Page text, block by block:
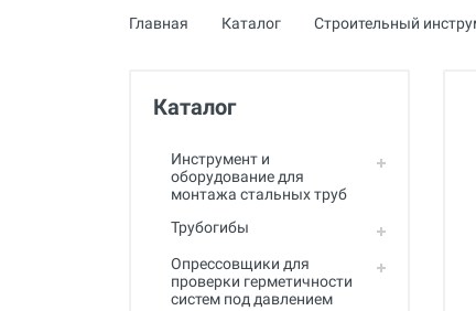
Инструмент и оборудование для
монтажа стальных труб
Опрессовщики для проверки
Промывка систем отопления и
водоснабжения
сверления, инструмент
Муфты ремонтные (хомуты) для
Главная Каталог Строительный
Каталог
Инструмент и
оборудование для
монтажа стальных труб
Трубогибы
Опрессовщики для
проверки герметичности
систем под давлением